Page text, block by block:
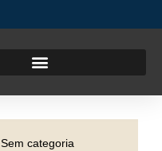
Sem categoria